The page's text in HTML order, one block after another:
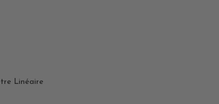
Linéaire